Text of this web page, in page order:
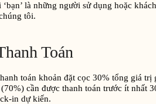
là những người sử dụng hoặc khách
tôi.
Toán
toán khoản đặt cọc 30% tổng giá trị
cần được thanh toán trước ít nhất
in dự kiến.